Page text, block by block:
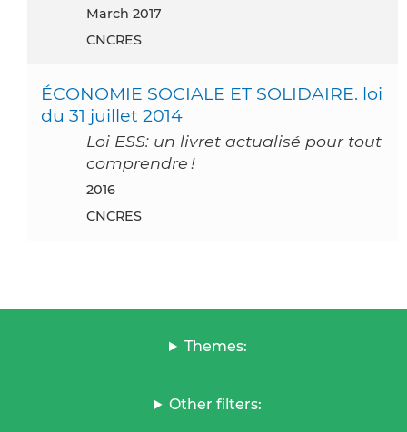
March 2017
CNCRES
ÉCONOMIE SOCIALE ET SOLIDAIRE. loi
du 31 juillet 2014
Loi ESS: un livret actualisé pour tout
comprendre !
2016
CNCRES
Themes:
Other filters: